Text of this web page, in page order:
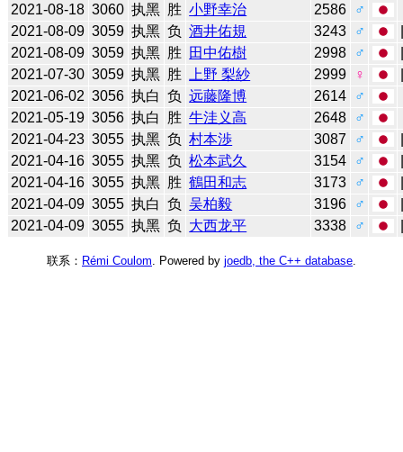
2021-08-18 3060 执黑 胜 小野幸治 2586
♂
2021-08-09 3059 执黑 负 酒井佑規 3243 ♂
2021-08-09 3059 执黑 胜 田中佑樹 2998 ♂
2021-07-30 3059 执黑 胜 上野 梨紗 2999 ♀
2021-06-02 3056 执白 负 远藤隆博 2614
♂
2021-05-19 3056 执白 胜 牛洼义高 2648
♂
2021-04-23 3055 执黑 负 村本渉 3087 ♂
2021-04-16 3055 执黑 负 松本武久 3154 ♂
2021-04-16 3055 执黑 胜 鶴田和志 3173 ♂
2021-04-09 3055 执白 负 吴柏毅 3196 ♂
2021-04-09 3055 执黑 负 大西龙平 3338 ♂
联系： Rémi Coulom . Powered by joedb, the C++ database